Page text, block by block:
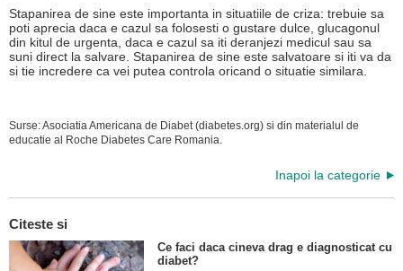
Stapanirea de sine este importanta in situatiile de criza: trebuie sa
poti aprecia daca e cazul sa folosesti o gustare dulce, glucagonul
din kitul de urgenta, daca e cazul sa iti deranjezi medicul sau sa
suni direct la salvare. Stapanirea de sine este salvatoare si iti va da
si tie incredere ca vei putea controla oricand o situatie similara.
Surse: Asociatia Americana de Diabet (diabetes.org) si din materialul de
educatie al Roche Diabetes Care Romania.
Inapoi la categorie
Citeste si
Ce faci daca cineva drag e diagnosticat cu
diabet?